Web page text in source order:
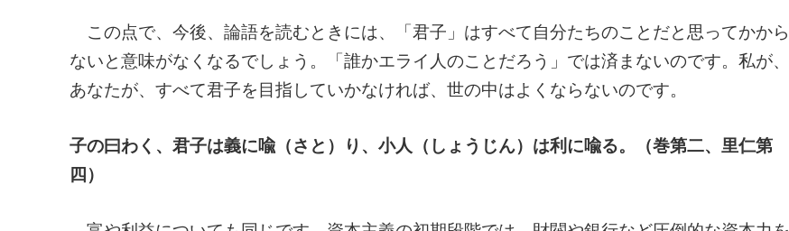
この点で、今後、論語を読むときには、「君子」はすべて自分たちのことだと思ってかから
ないと意味がなくなるでしょう。「誰かエライ人のことだろう」では済まないのです。私が、
あなたが、すべて君子を目指していかなければ、世の中はよくならないのです。
子の曰わく、君子は義に喩（さと）り、小人（しょうじん）は利に喩る。（巻第二、里仁第
四）